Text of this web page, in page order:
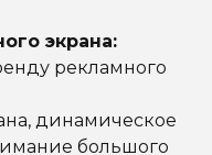
экрана:
рекламного
динамическое
большого